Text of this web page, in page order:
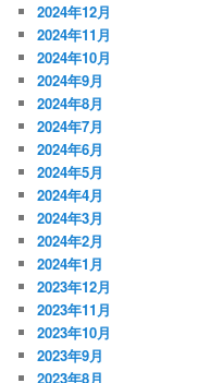
2024年12月
2024年11月
2024年10月
2024年9月
2024年8月
2024年7月
2024年6月
2024年5月
2024年4月
2024年3月
2024年2月
2024年1月
2023年12月
2023年11月
2023年10月
2023年9月
2023年8月